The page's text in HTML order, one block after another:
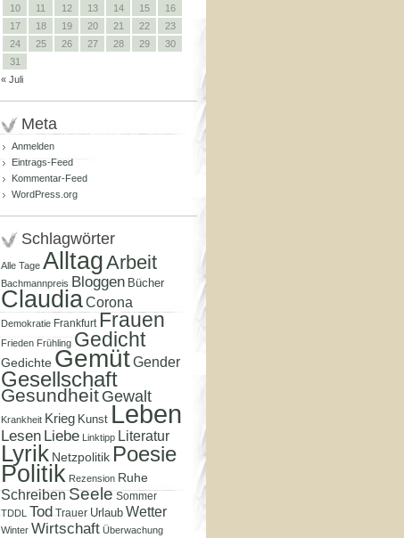
10
11 12 13 14 15
16
17
18 19 20 21 22
23
24
25 26 27 28 29
30
31
« Juli
Meta
Anmelden
Eintrags-Feed
Kommentar-Feed
WordPress.org
Schlagwörter
Alle Tage AlltagArbeit
Bachmannpreis Bloggen Bücher
ClaudiaCorona
Demokratie Frankfurt Frauen
Frieden Frühling Gedicht
Gedichte GemütGender
Gesellschaft
Gesundheit Gewalt
Krankheit Krieg Kunst Leben
Lesen Liebe Linktipp Literatur
Lyrik Netzpolitik Poesie
Politik Rezension Ruhe
Schreiben Seele Sommer
TDDL Tod Trauer Urlaub Wetter
Winter Wirtschaft Überwachung